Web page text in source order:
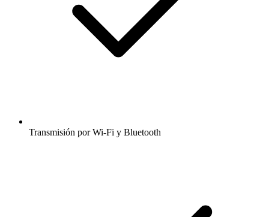
Transmisión por Wi-Fi y Bluetooth